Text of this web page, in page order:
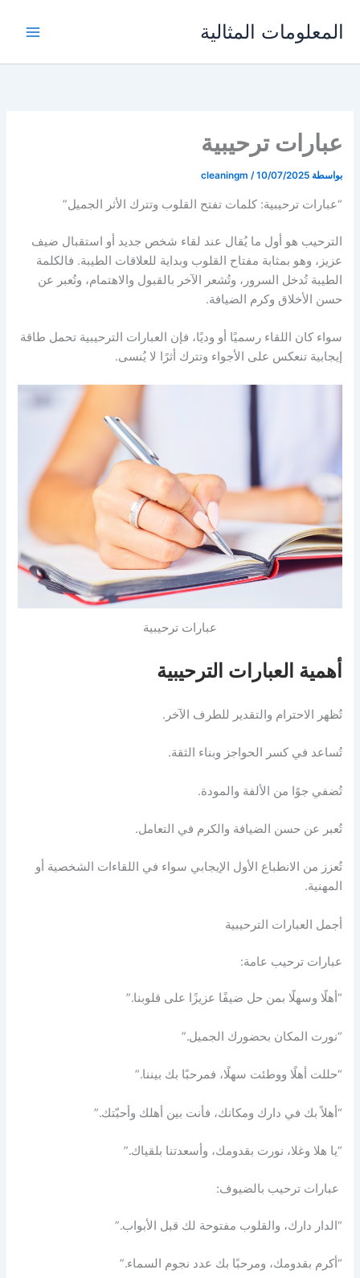
المعلومات المثالية
عبارات ترحيبية
بواسطة cleaningm /10/07/2025
“عبارات ترحيبية: كلمات تفتح القلوب وتترك الأثر الجميل”
الترحيب هو أول ما يُقال عند لقاء شخص جديد أو استقبال ضيف
عزيز، وهو بمثابة مفتاح القلوب وبداية للعلاقات الطيبة. فالكلمة
الطيبة تُدخل السرور، وتُشعر الآخر بالقبول والاهتمام، وتُعبر عن
حسن الأخلاق وكرم الضيافة.
سواء كان اللقاء رسميًا أو وديًا، فإن العبارات الترحيبية تحمل طاقة
إيجابية تنعكس على الأجواء وتترك أثرًا لا يُنسى.
عبارات ترحيبية
أهمية العبارات الترحيبية
تُظهر الاحترام والتقدير للطرف الآخر.
تُساعد في كسر الحواجز وبناء الثقة.
تُضفي جوًا من الألفة والمودة.
تُعبر عن حسن الضيافة والكرم في التعامل.
تُعزز من الانطباع الأول الإيجابي سواء في اللقاءات الشخصية أو
المهنية.
أجمل العبارات الترحيبية
عبارات ترحيب عامة:
“أهلًا وسهلًا بمن حل ضيفًا عزيزًا على قلوبنا.”
“نورت المكان بحضورك الجميل.”
“حللت أهلًا ووطئت سهلًا، فمرحبًا بك بيننا.”
“أهلاً بك في دارك ومكانك، فأنت بين أهلك وأحبّتك.”
“يا هلا وغلا، نورت بقدومك، وأسعدتنا بلقياك.”
عبارات ترحيب بالضيوف:
“الدار دارك، والقلوب مفتوحة لك قبل الأبواب.”
“أكرم بقدومك، ومرحبًا بك عدد نجوم السماء.”